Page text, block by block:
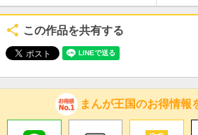
この作品を共有する
まんが王国のお得情報